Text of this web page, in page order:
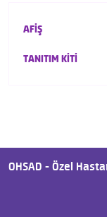
AFİŞ
TANITIM KİTİ
OHSAD - Özel